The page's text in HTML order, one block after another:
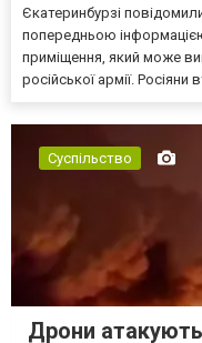
Єкатеринбурзі
попередньою
приміщення, який може
російської армії. Росіяни
Суспільство
Дрони